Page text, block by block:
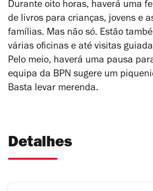
Durante oito horas, haverá uma
de livros para crianças, jovens e
famílias. Mas não só. Estão
várias oficinas e até visitas
Pelo meio, haverá uma pausa
equipa da BPN sugere um
Basta levar merenda.
Detalhes